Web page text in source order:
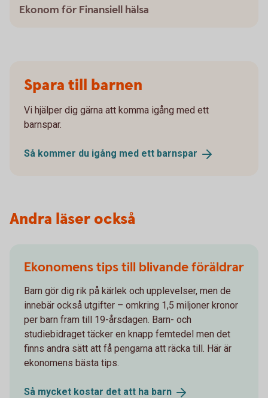
Ekonom för Finansiell hälsa
Spara till barnen
Vi hjälper dig gärna att komma igång med ett
barnspar.
Så kommer du igång med ett barnspar
Andra läser också
Ekonomens tips till blivande föräldrar
Barn gör dig rik på kärlek och upplevelser, men de
innebär också utgifter – omkring 1,5 miljoner kronor
per barn fram till 19-årsdagen. Barn- och
studiebidraget täcker en knapp femtedel men det
finns andra sätt att få pengarna att räcka till. Här är
ekonomens bästa tips.
Så mycket kostar det att ha barn